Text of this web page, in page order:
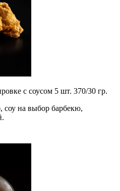
с соусом 5 шт. 370/30 гр.
соу на выбор барбекю,